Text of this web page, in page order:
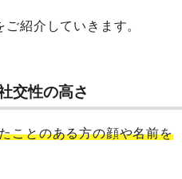
紹介していきます。
交性の高さ
ことのある方の顔や名前を